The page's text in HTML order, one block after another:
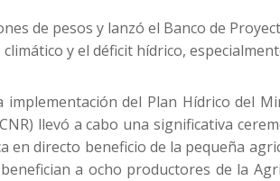
de pesos y lanzó el Banco de
y el déficit hídrico,
implementación del Plan Hídrico del
llevó a cabo una significativa
directo beneficio de la pequeña
a ocho productores de la